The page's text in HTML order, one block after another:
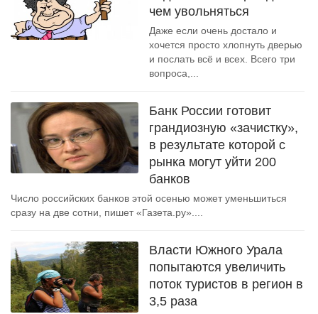
чем увольняться
Даже если очень достало и
хочется просто хлопнуть дверью
и послать всё и всех. Всего три
вопроса,...
Банк России готовит
грандиозную «зачистку»,
в результате которой с
рынка могут уйти 200
банков
Число российских банков этой осенью может уменьшиться
сразу на две сотни, пишет «Газета.ру»....
Власти Южного Урала
попытаются увеличить
поток туристов в регион в
3,5 раза